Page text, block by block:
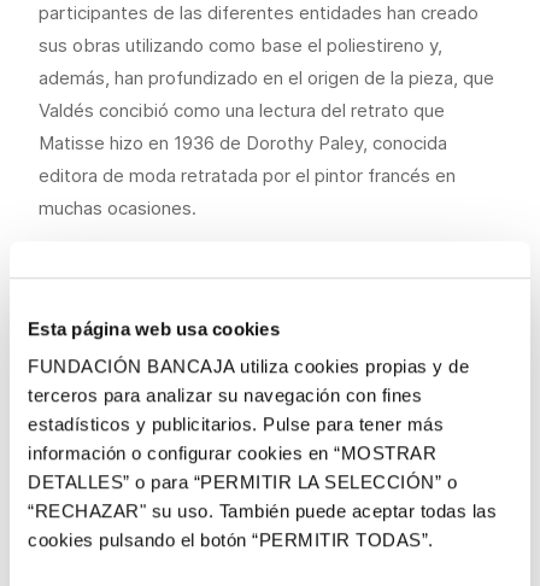
Esta página web usa cookies
FUNDACIÓN BANCAJA utiliza cookies propias y de
terceros para analizar su navegación con fines
estadísticos y publicitarios. Pulse para tener más
información o configurar cookies en “MOSTRAR
DETALLES” o para “PERMITIR LA SELECCIÓN” o
“RECHAZAR" su uso. También puede aceptar todas las
cookies pulsando el botón “PERMITIR TODAS”.
participantes de las diferentes entidades han creado
sus obras utilizando como base el poliestireno y,
además, han profundizado en el origen de la pieza, que
Valdés concibió como una lectura del retrato que
Matisse hizo en 1936 de Dorothy Paley, conocida
editora de moda retratada por el pintor francés en
muchas ocasiones.
aspectos como la psicomotricidad fina, la imaginación,
la autonomía, el trabajo en equipo o la autoestima.
Los autores de estas piezas pertenecen a los centros
CO La Torre, COM Grabador Planes, Fundación
Espurna, Escuelas San José, CO Nou Renàixer, Taller
Món Gran, Cuidiscap, Associació MOU-TE, PFQB de IES
Orriols, Residencia Las Suertes, CO Koynós, Fundación